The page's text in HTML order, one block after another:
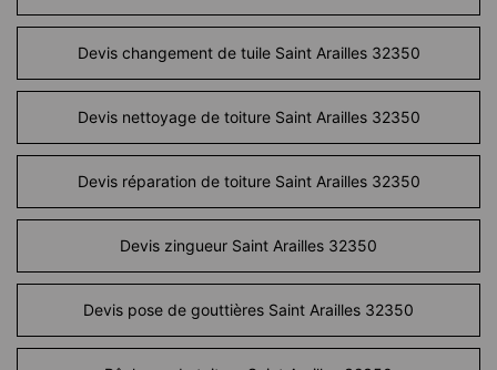
Devis changement de tuile Saint Arailles 32350
Devis nettoyage de toiture Saint Arailles 32350
Devis réparation de toiture Saint Arailles 32350
Devis zingueur Saint Arailles 32350
Devis pose de gouttières Saint Arailles 32350